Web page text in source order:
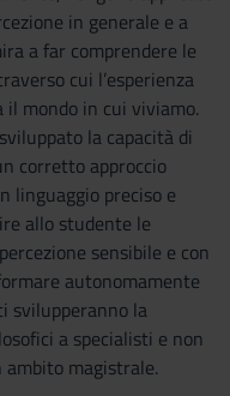
in generale e a
a far comprendere le
cui l’esperienza
mondo in cui viviamo.
la capacità di
corretto approccio
linguaggio preciso e
allo studente le
sensibile e con
autonomamente
svilupperanno la
a specialisti e non
magistrale.